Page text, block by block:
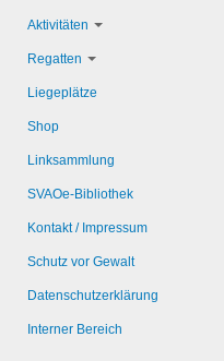
Aktivitäten
Regatten
Liegeplätze
Shop
Linksammlung
SVAOe-Bibliothek
Kontakt / Impressum
Schutz vor Gewalt
Datenschutzerklärung
Interner Bereich